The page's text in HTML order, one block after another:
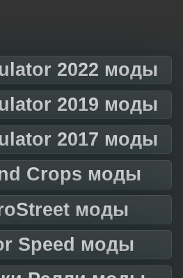
2022 моды
2019 моды
2017 моды
Crops моды
моды
Speed моды